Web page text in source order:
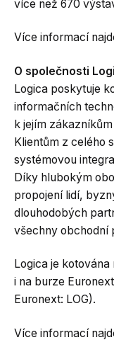
více než 670
Více informací
O společnosti
Logica poskytuje
informačních
k jejím
Klientům z celého
systémovou
Díky hlubokým
propojení lidí,
dlouhodobých
všechny obchodní
Logica je
i na burze
Euronext: LOG).
Více informací